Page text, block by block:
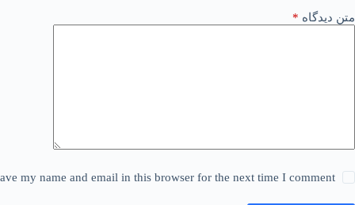
متن دیدگاه *
my name and email in this browser for the next time I comment.